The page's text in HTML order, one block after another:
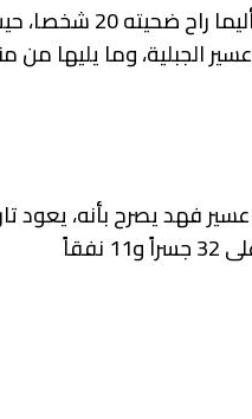
شهد يوم أمس
الجبلية، وما يليها